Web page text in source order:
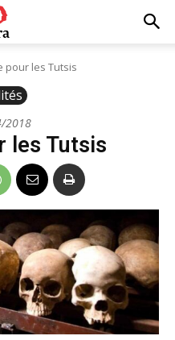
pour les Tutsis
2018
les Tutsis